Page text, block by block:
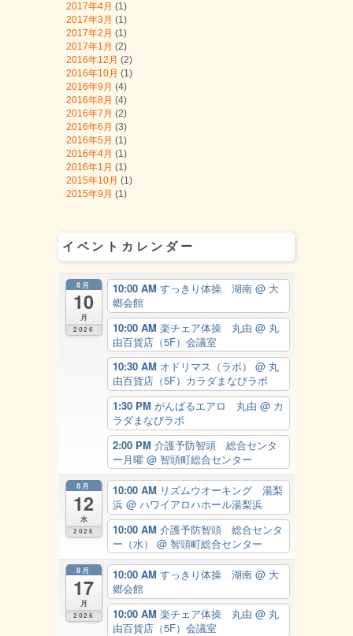
2017年4月 (1)
2017年3月 (1)
2017年2月 (1)
2017年1月 (2)
2016年12月 (2)
2016年10月 (1)
2016年9月 (4)
2016年8月 (4)
2016年7月 (2)
2016年6月 (3)
2016年5月 (1)
2016年4月 (1)
2016年1月 (1)
2015年10月 (1)
2015年9月 (1)
イベントカレンダー
8月
10
月
2026
10:00 AM すっきり体操 湖南 @ 大
郷会館
10:00 AM 楽チェア体操 丸由 @ 丸
由百貨店（5F）会議室
10:30 AM オドリマス（ラボ） @ 丸
由百貨店（5F）カラダまなびラボ
1:30 PM がんばるエアロ 丸由 @ カ
ラダまなびラボ
2:00 PM 介護予防智頭 総合センタ
ー月曜 @ 智頭町総合センター
8月
12
水
2026
10:00 AM リズムウオーキング 湯梨
浜 @ ハワイアロハホール湯梨浜
10:00 AM 介護予防智頭 総合センタ
ー（水） @ 智頭町総合センター
8月
17
月
2026
10:00 AM すっきり体操 湖南 @ 大
郷会館
10:00 AM 楽チェア体操 丸由 @ 丸
由百貨店（5F）会議室